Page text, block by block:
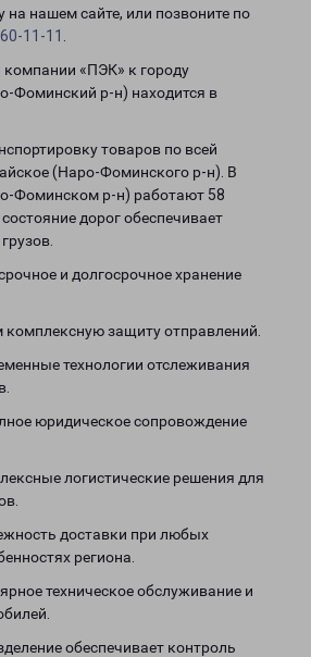
на нашем сайте, или позвоните по
11-11
«ПЭК» к городу
Фоминский р-н) находится в
товаров по всей
(Наро-Фоминского р-н). В
Фоминском р-н) работают 58
дорог обеспечивает
и долгосрочное хранение
защиту отправлений.
технологии отслеживания
юридическое сопровождение
логистические решения для
доставки при любых
региона.
техническое обслуживание и
обеспечивает контроль